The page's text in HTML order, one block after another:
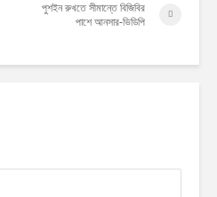
পুশইন রুখতে সীমান্তে বিজিবির
পাশে আনসার-ভিডিপি